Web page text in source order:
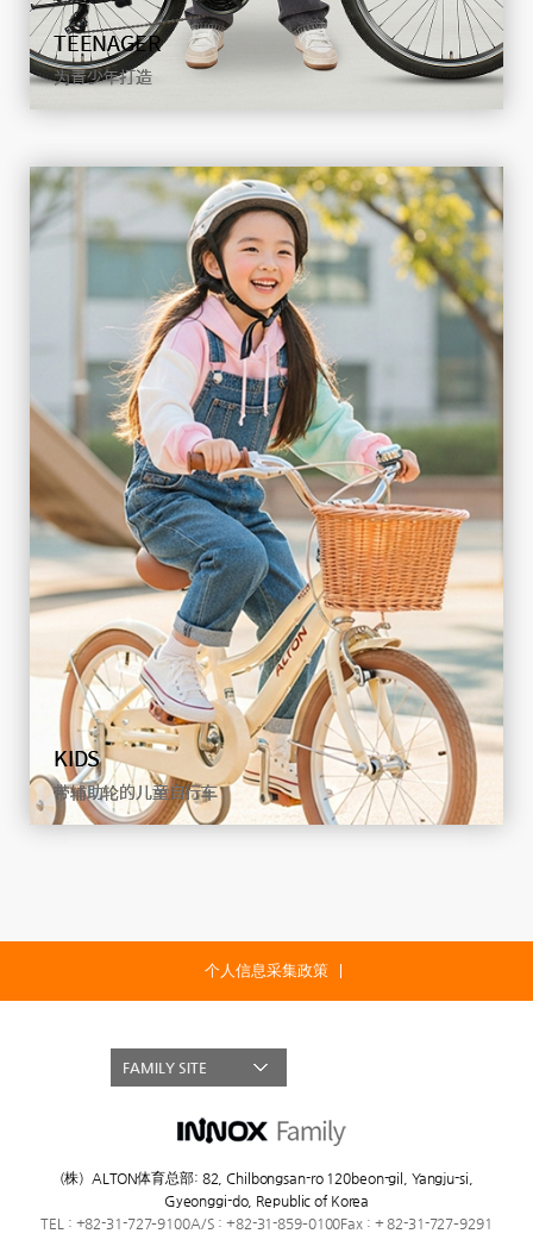
TEENAGER
为青少年打造
TEENAGER
为青少年打造
查看详情
KIDS
带辅助轮的儿童自行车
个人信息采集政策
(株）ALTON体育总部: 82, Chilbongsan-ro 120beon-gil, Yangju-si,
Gyeonggi-do, Republic of Korea
TEL : +82-31-727–9100A/S : +82-31-859–0100Fax : + 82-31-727–9291
FAMILY SITE